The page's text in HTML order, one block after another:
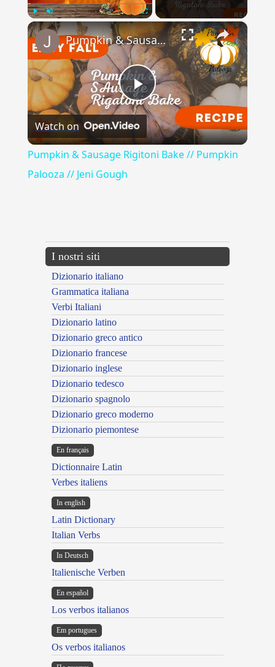
Play Unmute ×
Play
Video
Pumpkin & Sausage Rigitoni Bake // Pumpkin Palooza // Jeni Gough
Watch on
Pumpkin & Sausage Rigitoni Bake // Pumpkin
Palooza // Jeni Gough
I nostri siti
Dizionario italiano
Grammatica italiana
Verbi Italiani
Dizionario latino
Dizionario greco antico
Dizionario francese
Dizionario inglese
Dizionario tedesco
Dizionario spagnolo
Dizionario greco moderno
Dizionario piemontese
En français
Dictionnaire Latin
Verbes italiens
In english
Latin Dictionary
Italian Verbs
In Deutsch
Italienische Verben
En español
Los verbos italianos
Em portugues
Os verbos italianos